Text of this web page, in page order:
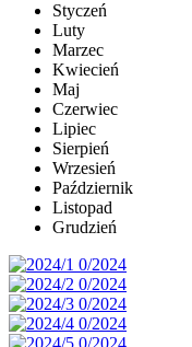
Styczeń
Luty
Marzec
Kwiecień
Maj
Czerwiec
Lipiec
Sierpień
Wrzesień
Październik
Listopad
Grudzień